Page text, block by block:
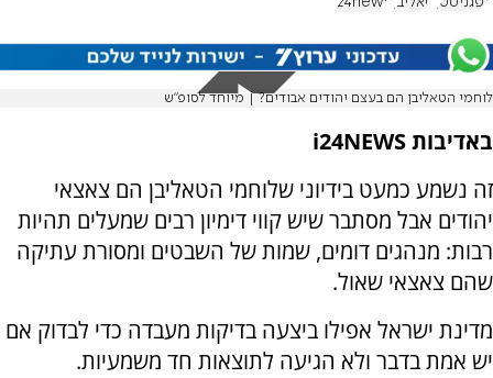
לוחמי הטאליבן הם בעצם יהודים אבודים? | מיוחד לסופ"ש
באדיבות i24NEWS
זה נשמע כמעט בידיוני שלוחמי הטאליבן הם צאצאי
יהודים אבל מסתבר שיש קווי דימיון רבים שמעלים תהיות
רבות: מנהגים דומים, שמות של השבטים ומסורת עתיקה
שהם צאצאי שאול.
מדינת ישראל אפילו ביצעה בדיקות מעבדה כדי לבדוק אם
יש אמת בדבר ולא הגיעה לתוצאות חד משמעיות.